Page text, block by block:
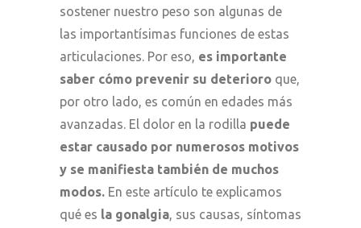
sostener nuestro peso son algunas de
las importantísimas funciones de estas
articulaciones. Por eso, es importante
saber cómo prevenir su deterioro que,
por otro lado, es común en edades más
avanzadas. El dolor en la rodilla puede
estar causado por numerosos motivos
y se manifiesta también de muchos
modos. En este artículo te explicamos
qué es la gonalgia, sus causas, síntomas